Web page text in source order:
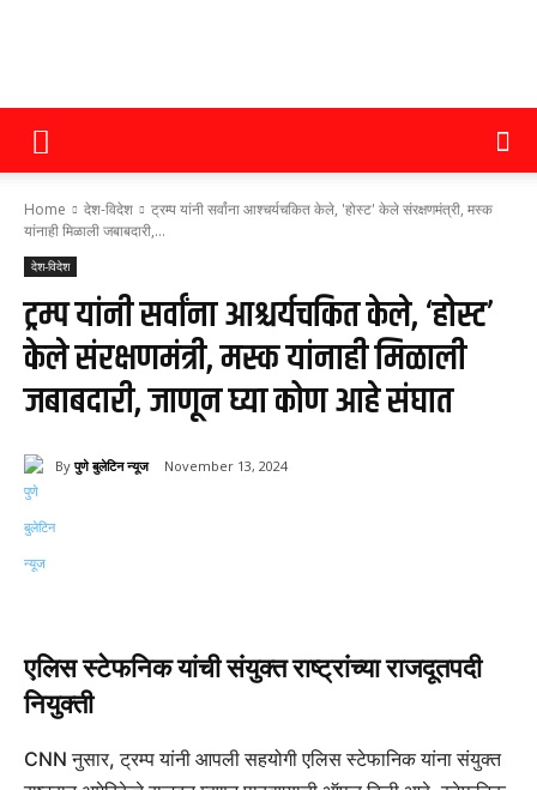
पुणे
बुलेटिन
न्यूज
Home देश-विदेश
ट्रम्प यांनी सर्वांना आश्चर्यचकित केले, 'होस्ट' केले संरक्षणमंत्री, मस्क
यांनाही मिळाली जबाबदारी,...
देश-विदेश
ट्रम्प यांनी सर्वांना आश्चर्यचकित केले, ‘होस्ट’
केले संरक्षणमंत्री, मस्क यांनाही मिळाली
जबाबदारी, जाणून घ्या कोण आहे संघात
By पुणे बुलेटिन न्यूज November 13, 2024
एलिस स्टेफनिक यांची संयुक्त राष्ट्रांच्या राजदूतपदी
नियुक्ती
CNN नुसार, ट्रम्प यांनी आपली सहयोगी एलिस स्टेफानिक यांना संयुक्त